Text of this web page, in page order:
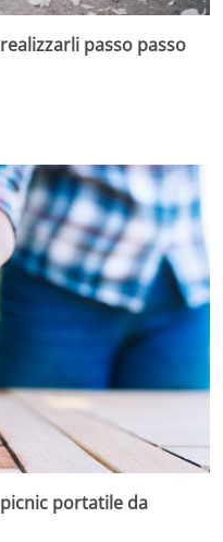
passo passo
portatile da